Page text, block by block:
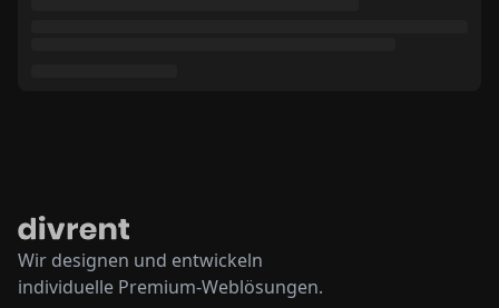
Wir designen und entwickeln
individuelle Premium-Weblösungen.